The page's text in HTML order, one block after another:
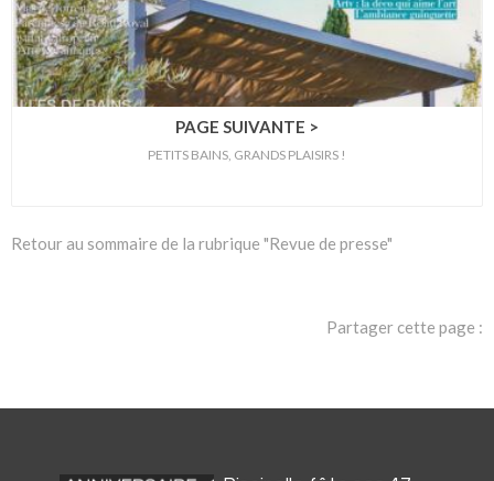
PAGE SUIVANTE >
PETITS BAINS, GRANDS PLAISIRS !
Retour au sommaire de la rubrique "Revue de presse"
Partager cette page :